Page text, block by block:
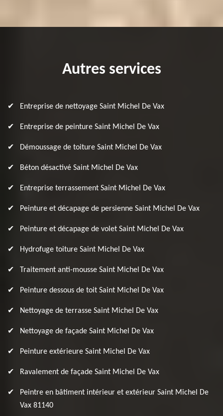
Autres services
Entreprise de nettoyage Saint Michel De Vax
Entreprise de peinture Saint Michel De Vax
Démoussage de toiture Saint Michel De Vax
Béton désactivé Saint Michel De Vax
Entreprise terrassement Saint Michel De Vax
Peinture et décapage de persienne Saint Michel De Vax
Peinture et décapage de volet Saint Michel De Vax
Hydrofuge toiture Saint Michel De Vax
Traitement anti-mousse Saint Michel De Vax
Peinture dessous de toit Saint Michel De Vax
Nettoyage de terrasse Saint Michel De Vax
Nettoyage de façade Saint Michel De Vax
Peinture extérieure Saint Michel De Vax
Ravalement de façade Saint Michel De Vax
Peintre en bâtiment intérieur et extérieur Saint Michel De
Vax 81140